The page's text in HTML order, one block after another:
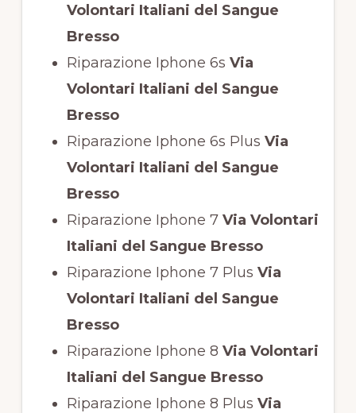
Volontari Italiani del Sangue
Bresso
Riparazione Iphone 6s Via
Volontari Italiani del Sangue
Bresso
Riparazione Iphone 6s Plus Via
Volontari Italiani del Sangue
Bresso
Riparazione Iphone 7Via Volontari
Italiani del Sangue Bresso
Riparazione Iphone 7 Plus Via
Volontari Italiani del Sangue
Bresso
Riparazione Iphone 8 Via Volontari
Italiani del Sangue Bresso
Riparazione Iphone 8 Plus Via